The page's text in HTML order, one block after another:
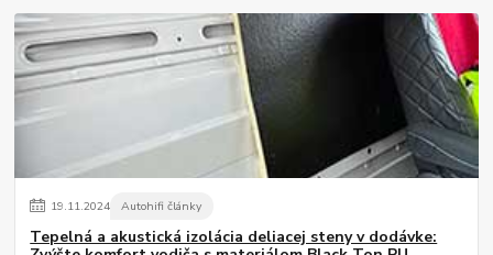
19.11.2024 Autohifi články
Tepelná a akustická izolácia deliacej steny v dodávke: